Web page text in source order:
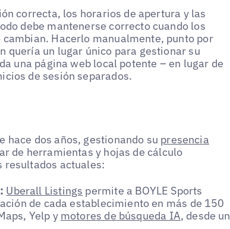
correcta, los horarios de apertura y las
debe mantenerse correcto cuando los
Hacerlo manualmente, punto por
quería un lugar único para gestionar su
una página web local potente – en lugar de
de sesión separados.
hace dos años, gestionando su presencia
de herramientas y hojas de cálculo
resultados actuales:
Uberall Listings permite a BOYLE Sports
de cada establecimiento en más de 150
Yelp y motores de búsqueda IA, desde un